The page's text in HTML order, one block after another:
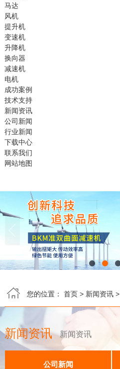
马达
风机
提升机
变速机
升降机
换向器
减速机
电机
成功案例
技术支持
新闻资讯
公司新闻
行业新闻
下载中心
联系我们
网站地图

您的位置： 首页> 新闻资讯>
新闻资讯 新闻资讯
公司新闻